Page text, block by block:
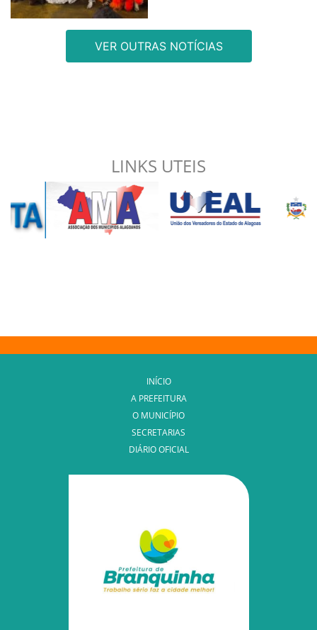
VER OUTRAS NOTÍCIAS
LINKS UTEIS
INÍCIO
A PREFEITURA
O MUNICÍPIO
SECRETARIAS
DIÁRIO OFICIAL